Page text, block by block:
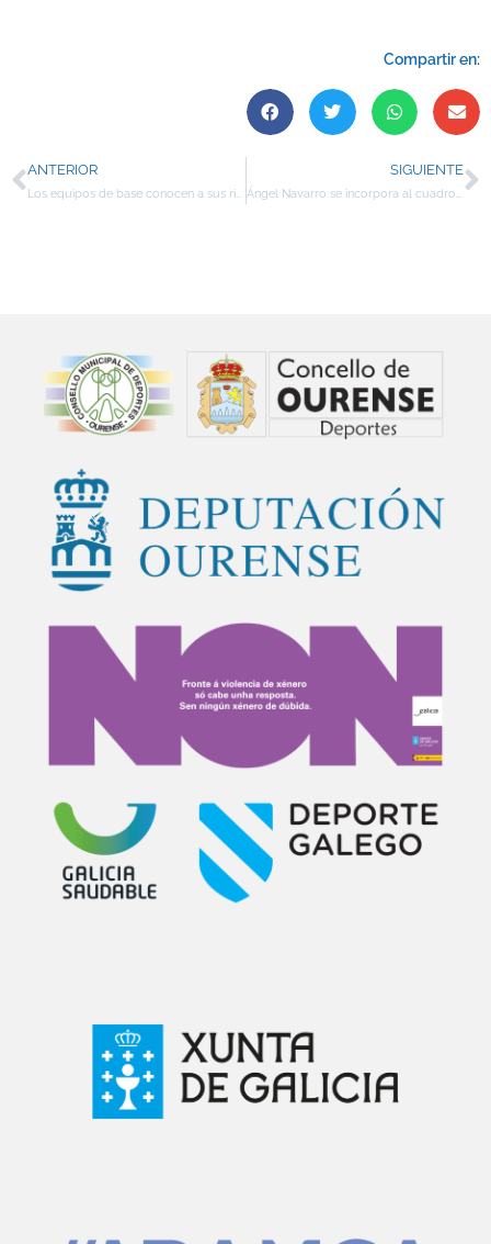
Compartir en:
ANTERIOR
Los equipos de base conocen a sus rivales en las fases previas
SIGUIENTE
Ángel Navarro se incorpora al cuadro técnico del Club Carmelitas Vedruna para la temporada 22/23.